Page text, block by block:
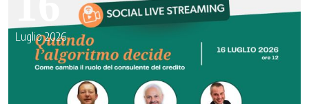
Luglio 2026